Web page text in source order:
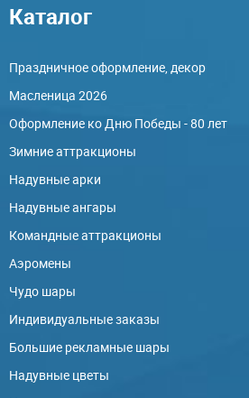
Каталог
Праздничное оформление, декор
Масленица 2026
Оформление ко Дню Победы - 80 лет
Зимние аттракционы
Надувные арки
Надувные ангары
Командные аттракционы
Аэромены
Чудо шары
Индивидуальные заказы
Большие рекламные шары
Надувные цветы